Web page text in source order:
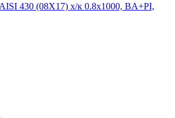
430 (08Х17) х/к 0.8х1000, BA+PI,